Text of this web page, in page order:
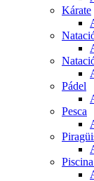
Kárate
Pádel
Pesca